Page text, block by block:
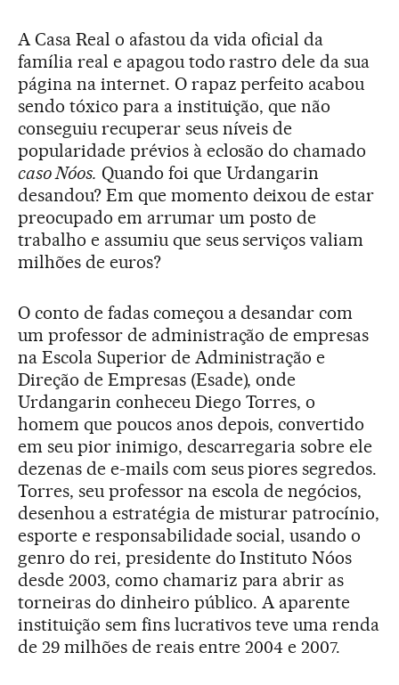
A Casa Real o afastou da vida oficial da
família real e apagou todo rastro dele da sua
página na internet. O rapaz perfeito acabou
sendo tóxico para a instituição, que não
conseguiu recuperar seus níveis de
popularidade prévios à eclosão do chamado
caso Nóos. Quando foi que Urdangarin
desandou? Em que momento deixou de estar
preocupado em arrumar um posto de
trabalho e assumiu que seus serviços valiam
milhões de euros?
O conto de fadas começou a desandar com
um professor de administração de empresas
na Escola Superior de Administração e
Direção de Empresas (Esade), onde
Urdangarin conheceu Diego Torres, o
homem que poucos anos depois, convertido
em seu pior inimigo, descarregaria sobre ele
dezenas de e-mails com seus piores segredos.
Torres, seu professor na escola de negócios,
desenhou a estratégia de misturar patrocínio,
esporte e responsabilidade social, usando o
genro do rei, presidente do Instituto Nóos
desde 2003, como chamariz para abrir as
torneiras do dinheiro público. A aparente
instituição sem fins lucrativos teve uma renda
de 29 milhões de reais entre 2004 e 2007.